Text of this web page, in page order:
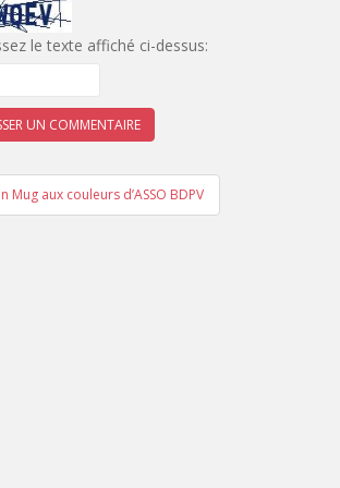
le texte affiché ci-dessus:
Mug aux couleurs d’ASSO BDPV